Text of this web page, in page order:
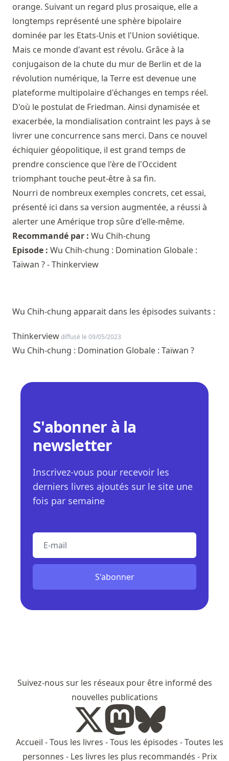
orange. Suivant un regard plus prosaïque, elle a
longtemps représenté une sphère bipolaire
dominée par les Etats-Unis et l'Union soviétique.
Mais ce monde d'avant est révolu. Grâce à la
conjugaison de la chute du mur de Berlin et de la
révolution numérique, la Terre est devenue une
plateforme multipolaire d'échanges en temps réel.
D'où le postulat de Friedman. Ainsi dynamisée et
exacerbée, la mondialisation contraint les pays à se
livrer une concurrence sans merci. Dans ce nouvel
échiquier géopolitique, il est grand temps de
prendre conscience que l'ère de l'Occident
triomphant touche peut-être à sa fin.
Nourri de nombreux exemples concrets, cet essai,
présenté ici dans sa version augmentée, a réussi à
alerter une Amérique trop sûre d'elle-même.
Recommandé par : Wu Chih-chung
Episode : Wu Chih-chung : Domination Globale :
Taïwan ? - Thinkerview
Wu Chih-chung apparait dans les épisodes suivants :
Thinkerviewdiffusé le 09/05/2023
Wu Chih-chung : Domination Globale : Taïwan ?
S'abonner à la
newsletter
Inscrivez-vous pour recevoir les
derniers livres ajoutés sur le site une
fois par semaine
S'abonner
Suivez-nous sur les réseaux pour être informé des
nouvelles publications
Accueil -Tous les livres -Tous les épisodes -Toutes les
personnes - Les livres les plus recommandés - Prix